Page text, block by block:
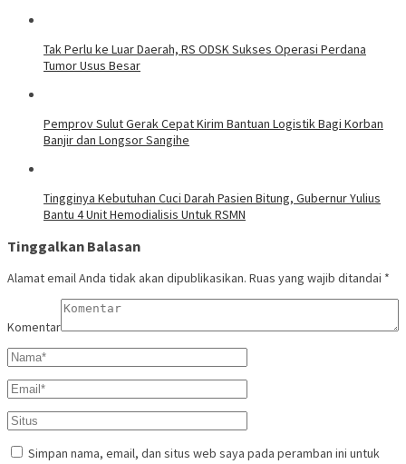
Tak Perlu ke Luar Daerah, RS ODSK Sukses Operasi Perdana
Tumor Usus Besar
Pemprov Sulut Gerak Cepat Kirim Bantuan Logistik Bagi Korban
Banjir dan Longsor Sangihe
Tingginya Kebutuhan Cuci Darah Pasien Bitung, Gubernur Yulius
Bantu 4 Unit Hemodialisis Untuk RSMN
Tinggalkan Balasan
Alamat email Anda tidak akan dipublikasikan. Ruas yang wajib ditandai *
Komentar
Simpan nama, email, dan situs web saya pada peramban ini untuk